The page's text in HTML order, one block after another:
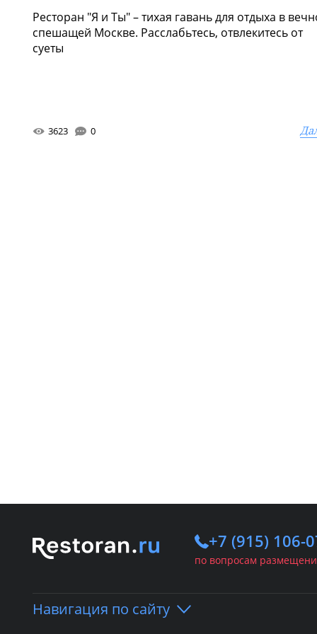
Ресторан "Я и Ты" – тихая гавань для отдыха в
спешащей Москве. Расслабьтесь, отвлекитесь от
суеты
3623 0
+7 (915) 106-
по вопросам
Навигация по сайту